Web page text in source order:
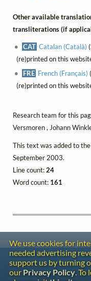
Other available
transliterations (if
CAT Catalan (Català)
(re)printed on this
FRE French (Français)
(re)printed on this
Research team for this
Versmoren , Johann
This text was added to
September 2003.
Line count:24
Word count: 161
We use cookies for
needed advertising
support us by turning
our Privacy Policy. To